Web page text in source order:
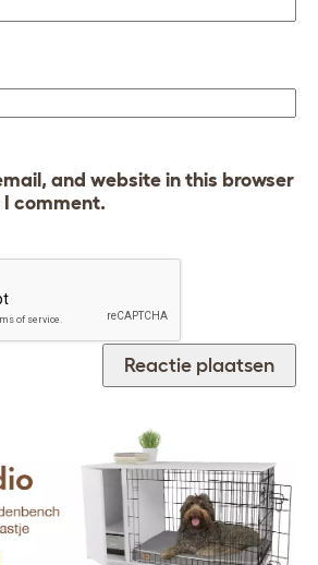
and website in this browser
comment.